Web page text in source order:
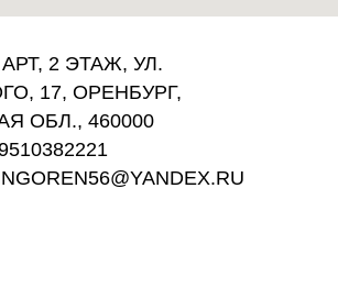
2 ЭТАЖ, УЛ.
17, ОРЕНБУРГ,
ОБЛ., 460000